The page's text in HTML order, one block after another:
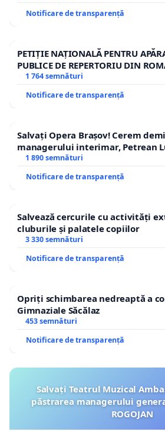
Notificare de transparență
PETIȚIE NAȚIONALĂ PENTRU
PUBLICE DE REPERTORIU DIN
1 764 semnături
Notificare de transparență
Salvați Opera Brașov! Cerem
managerului interimar, Petrean
1 890 semnături
Notificare de transparență
Salvează cercurile cu activități
cluburile și palatele copiilor
3 330 semnături
Notificare de transparență
Opriți schimbarea nedreaptă a
Gimnaziale Săcălaz
453 semnături
Notificare de transparență
Salvați Teatrul Muzical
păstrarea managerului
ROGOJAN